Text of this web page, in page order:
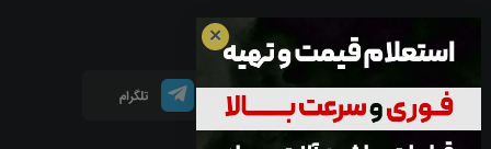
شبکه های اجتماعی
لینکدین تلگرام
✕